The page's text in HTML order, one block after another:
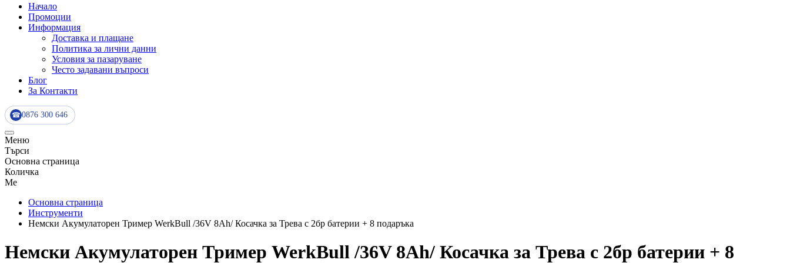
Начало
Промоции
Информация
Доставка и плащане
Политика за лични данни
Условия за пазаруване
Често задавани въпроси
Блог
За Контакти
☎ 0876 300 646
Меню
Търси
Основна страница
Количка
Me
Основна страница
Инструменти
Немски Акумулаторен Тример WerkBull /36V 8Ah/ Косачка за Трева с 2бр батерии + 8 подаръка
Немски Акумулаторен Тример WerkBull /36V 8Ah/ Косачка за Трева с 2бр батерии + 8